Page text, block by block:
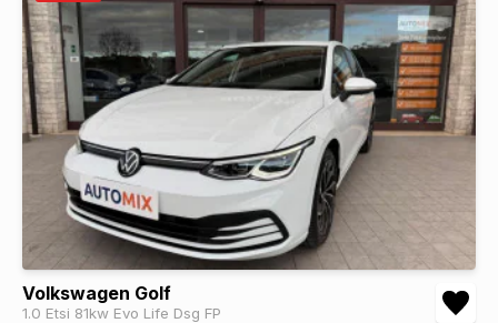
Volkswagen Golf
1.0 Etsi 81kw Evo Life Dsg FP